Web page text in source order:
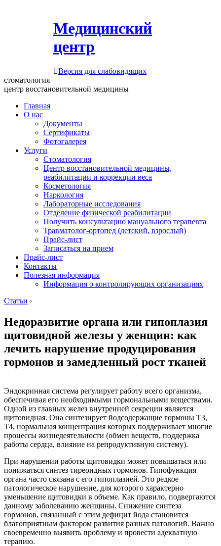
Медицинский
центр
Версия для слабовидящих
стоматология
центр восстановительной медицины
Главная
О нас
Документы
Сертификаты
Фотогалерея
Услуги
Стоматология
Центр восстановительной медицины,
реабилитации и коррекции веса
Косметология
Наркология
Лабораторные исследования
Отделение физической реабилитации
Получить консультацию мануального терапевта
Травматолог-ортопед (детский, взрослый)
Прайс-лист
Записаться на прием
Прайс-лист
Контакты
Полезная информация
Информация о контролирующих организациях
Статьи ›
Недоразвитие органа или гипоплазия
щитовидной железы у женщин: как
лечить нарушение продуцирования
гормонов и замедленный рост тканей
Эндокринная система регулирует работу всего организма,
обеспечивая его необходимыми гормональными веществами.
Одной из главных желез внутренней секреции является
щитовидная. Она синтезирует йодсодержащие гормоны Т3,
Т4, нормальная концентрация которых поддерживает многие
процессы жизнедеятельности (обмен веществ, поддержка
работы сердца, влияние на репродуктивную систему).
При нарушении работы щитовидки может повышаться или
понижаться синтез тиреоидных гормонов. Гипофункция
органа часто связана с его гипоплазией. Это редкое
патологическое нарушение, для которого характерно
уменьшение щитовидки в объеме. Как правило, подвергаются
данному заболеванию женщины. Снижение синтеза
гормонов, связанный с этим дефицит йода становится
благоприятным фактором развития разных патологий. Важно
своевременно выявить проблему и провести адекватную
терапию.